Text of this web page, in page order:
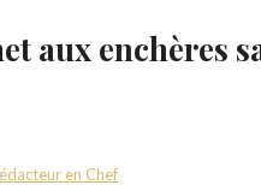
aux enchères
en Chef